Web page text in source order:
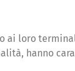
loro
hanno